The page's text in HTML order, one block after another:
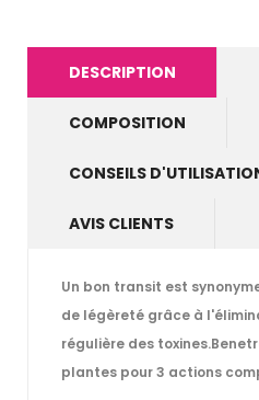
DESCRIPTION
COMPOSITION
CONSEILS
AVIS CLIENTS
Un bon transit est
de légèreté grâce à
régulière des
plantes pour 3 actions